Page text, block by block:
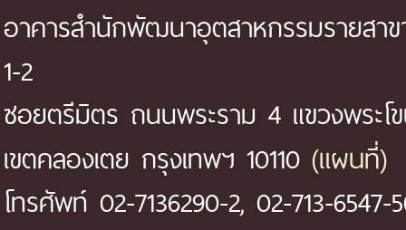
อาคารสำนักพัฒนาอุตสาหกรรมรายสา
1-2
ซอยตรีมิตร ถนนพระราม 4 แขวงพระโ
เขตคลองเตย กรุงเทพฯ 10110 (แผนที่)
โทรศัพท์ 02-7136290-2, 02-713-6547-